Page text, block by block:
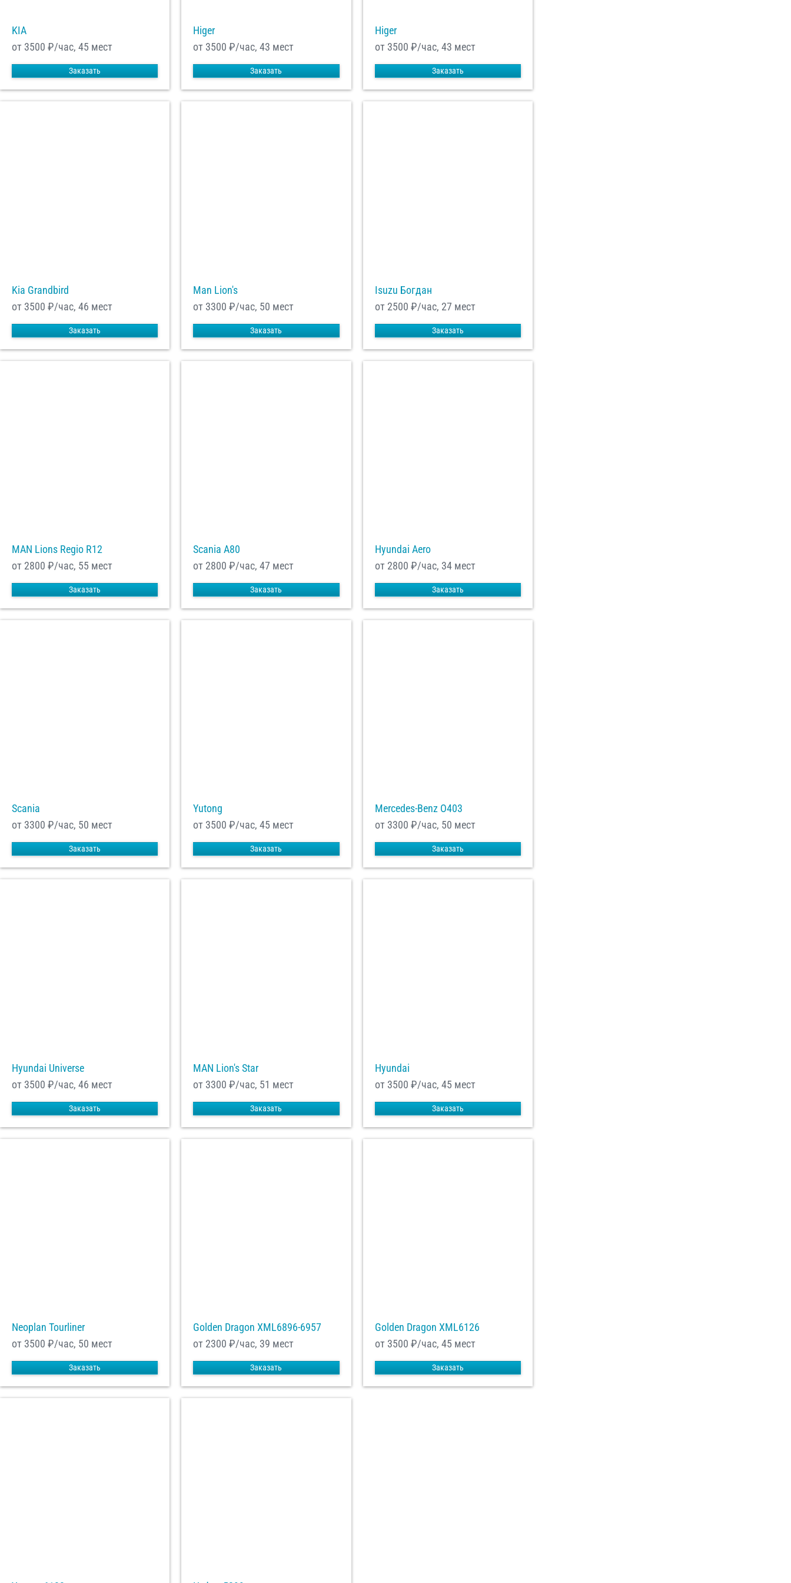
KIA
от 3500 ₽/час, 45 мест
Заказать
Higer
от 3500 ₽/час, 43 мест
Заказать
Higer
от 3500 ₽/час, 43 мест
Заказать
Kia Grandbird
от 3500 ₽/час, 46 мест
Заказать
Man Lion's
от 3300 ₽/час, 50 мест
Заказать
Isuzu Богдан
от 2500 ₽/час, 27 мест
Заказать
MAN Lions Regio R12
от 2800 ₽/час, 55 мест
Заказать
Scania A80
от 2800 ₽/час, 47 мест
Заказать
Hyundai Aero
от 2800 ₽/час, 34 мест
Заказать
Scania
от 3300 ₽/час, 50 мест
Заказать
Yutong
от 3500 ₽/час, 45 мест
Заказать
Mercedes-Benz О403
от 3300 ₽/час, 50 мест
Заказать
Hyundai Universe
от 3500 ₽/час, 46 мест
Заказать
MAN Lion's Star
от 3300 ₽/час, 51 мест
Заказать
Hyundai
от 3500 ₽/час, 45 мест
Заказать
Neoplan Tourliner
от 3500 ₽/час, 50 мест
Заказать
Golden Dragon XML6896-6957
от 2300 ₽/час, 39 мест
Заказать
Golden Dragon XML6126
от 3500 ₽/час, 45 мест
Заказать